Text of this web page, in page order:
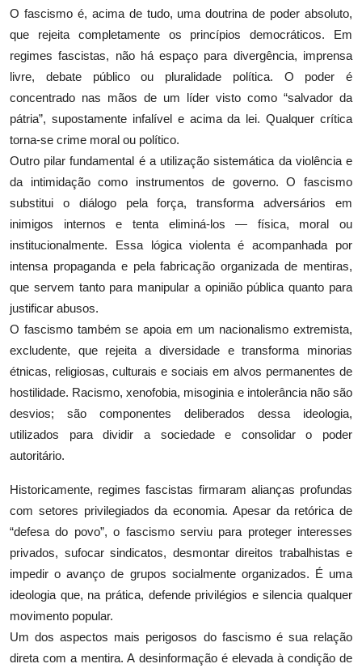
O fascismo é, acima de tudo, uma doutrina de poder absoluto,
que rejeita completamente os princípios democráticos. Em
regimes fascistas, não há espaço para divergência, imprensa
livre, debate público ou pluralidade política. O poder é
concentrado nas mãos de um líder visto como “salvador da
pátria”, supostamente infalível e acima da lei. Qualquer crítica
torna-se crime moral ou político.
Outro pilar fundamental é a utilização sistemática da violência e
da intimidação como instrumentos de governo. O fascismo
substitui o diálogo pela força, transforma adversários em
inimigos internos e tenta eliminá-los — física, moral ou
institucionalmente. Essa lógica violenta é acompanhada por
intensa propaganda e pela fabricação organizada de mentiras,
que servem tanto para manipular a opinião pública quanto para
justificar abusos.
O fascismo também se apoia em um nacionalismo extremista,
excludente, que rejeita a diversidade e transforma minorias
étnicas, religiosas, culturais e sociais em alvos permanentes de
hostilidade. Racismo, xenofobia, misoginia e intolerância não são
desvios; são componentes deliberados dessa ideologia,
utilizados para dividir a sociedade e consolidar o poder
autoritário.
Historicamente, regimes fascistas firmaram alianças profundas
com setores privilegiados da economia. Apesar da retórica de
“defesa do povo”, o fascismo serviu para proteger interesses
privados, sufocar sindicatos, desmontar direitos trabalhistas e
impedir o avanço de grupos socialmente organizados. É uma
ideologia que, na prática, defende privilégios e silencia qualquer
movimento popular.
Um dos aspectos mais perigosos do fascismo é sua relação
direta com a mentira. A desinformação é elevada à condição de